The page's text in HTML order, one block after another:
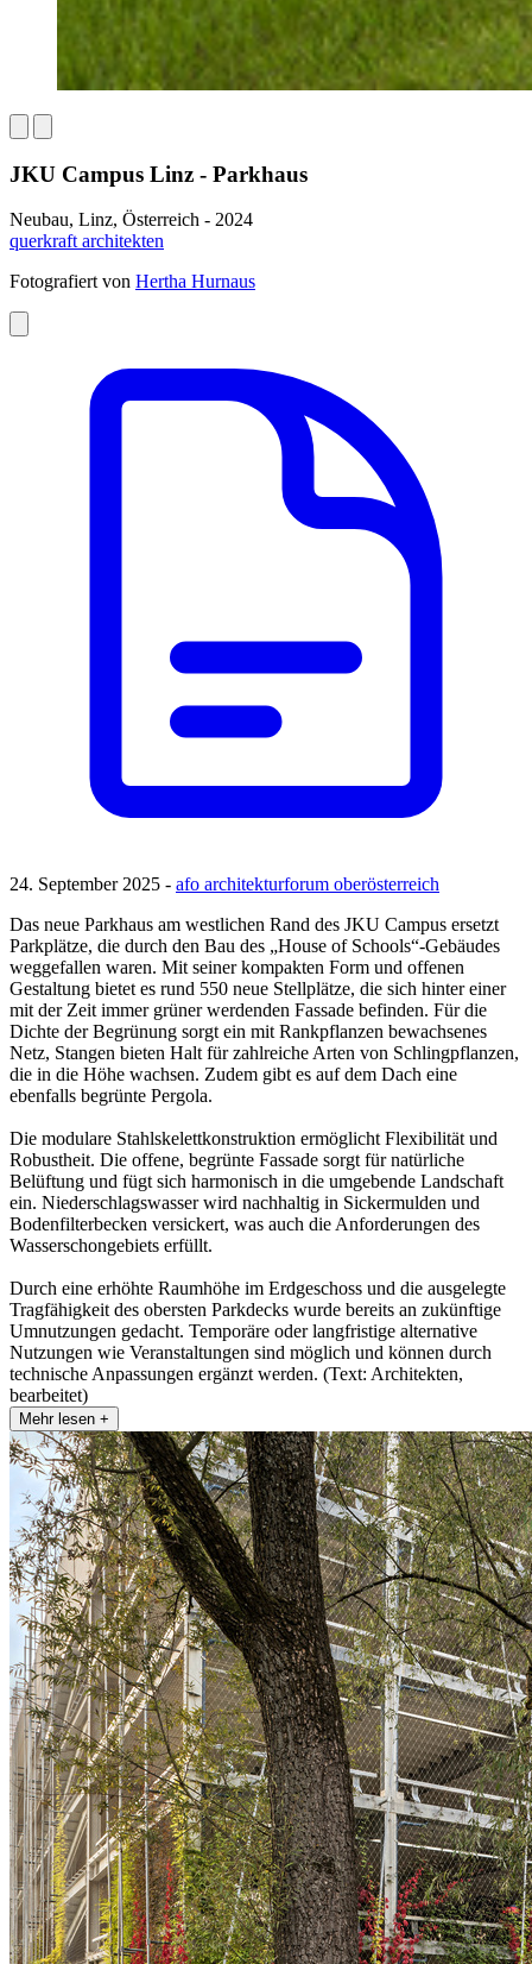
JKU Campus Linz - Parkhaus
Neubau, Linz, Österreich - 2024
querkraft architekten
Fotografiert von Hertha Hurnaus
24. September 2025 - afo architekturforum oberösterreich
Das neue Parkhaus am westlichen Rand des JKU Campus ersetzt
Parkplätze, die durch den Bau des „House of Schools“-Gebäudes
weggefallen waren. Mit seiner kompakten Form und offenen
Gestaltung bietet es rund 550 neue Stellplätze, die sich hinter einer
mit der Zeit immer grüner werdenden Fassade befinden. Für die
Dichte der Begrünung sorgt ein mit Rankpflanzen bewachsenes
Netz, Stangen bieten Halt für zahlreiche Arten von Schlingpflanzen,
die in die Höhe wachsen. Zudem gibt es auf dem Dach eine
ebenfalls begrünte Pergola.
Die modulare Stahlskelettkonstruktion ermöglicht Flexibilität und
Robustheit. Die offene, begrünte Fassade sorgt für natürliche
Belüftung und fügt sich harmonisch in die umgebende Landschaft
ein. Niederschlagswasser wird nachhaltig in Sickermulden und
Bodenfilterbecken versickert, was auch die Anforderungen des
Wasserschongebiets erfüllt.
Durch eine erhöhte Raumhöhe im Erdgeschoss und die ausgelegte
Tragfähigkeit des obersten Parkdecks wurde bereits an zukünftige
Umnutzungen gedacht. Temporäre oder langfristige alternative
Nutzungen wie Veranstaltungen sind möglich und können durch
technische Anpassungen ergänzt werden. (Text: Architekten,
bearbeitet)
Mehr lesen +